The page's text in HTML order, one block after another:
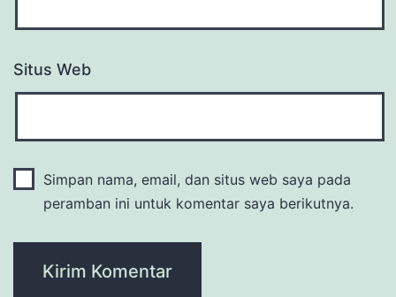
Situs Web
Simpan nama, email, dan situs web saya pada
peramban ini untuk komentar saya berikutnya.